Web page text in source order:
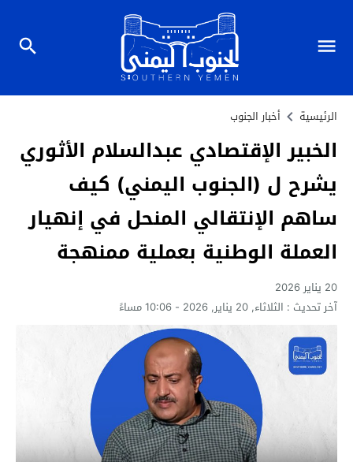
الرئيسية أخبار الجنوب
الخبير الإقتصادي عبدالسلام الأثوري
يشرح ل (الجنوب اليمني) كيف
ساهم الإنتقالي المنحل في إنهيار
العملة الوطنية بعملية ممنهجة
20 يناير 2026
آخر تحديث : الثلاثاء, 20 يناير, 2026 - 10:06 مساءً